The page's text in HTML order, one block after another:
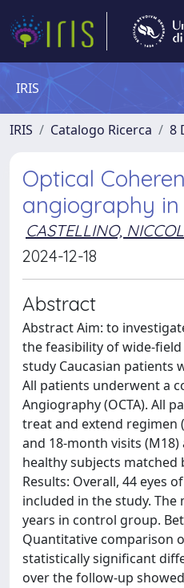
IRIS
IRIS Catalogo Ricerca 8
Optical
angiography
CASTELLINO,
2024-12-18
Abstract
Abstract Aim: to
the feasibility of wide-
study Caucasian patients
All patients underwent a
Angiography (OCTA). All
treat and extend regimen
and 18-month visits
healthy subjects matched
Results: Overall, 44 eyes
included in the study. The
years in control group.
Quantitative comparison
statistically significant
over the follow-up